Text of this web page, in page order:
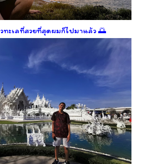
ทะเลที่สวยที่สุดผมก็ไปมาแล้ว 🌅